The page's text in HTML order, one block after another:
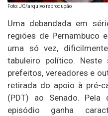
Foto: JC/arquivo reprodução
Uma debandada em
regiões de Pernambuco
uma só vez,
tabuleiro político. Neste
prefeitos, vereadores e
retirada do apoio à pré-
(PDT) ao Senado.
episódio ganha